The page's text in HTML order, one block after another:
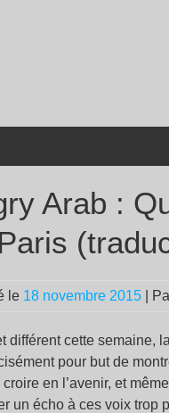
Arab :
le 18 novembre 2015 |
différent cette semaine,
pour but de
croire en l’avenir, et
un écho à ces voix trop